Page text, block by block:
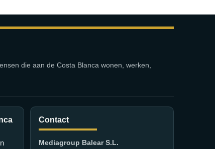
die aan de Costa Blanca wonen, werken,
Contact
Mediagroup Balear S.L.